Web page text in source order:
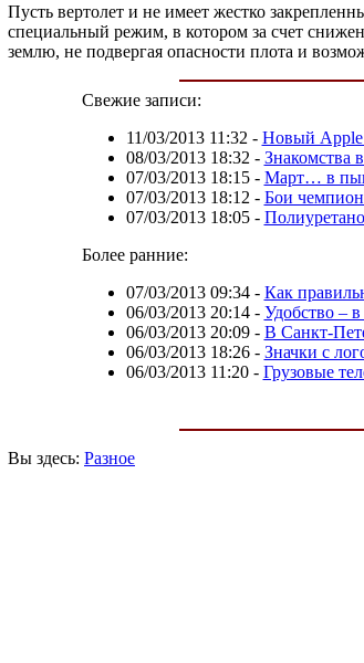
Пусть вертолет и не имеет жестко
специальный режим, в котором за счет
землю, не подвергая опасности плота и
Свежие записи:
11/03/2013 11:32 - Новый Apple
08/03/2013 18:32 - Знакомства
07/03/2013 18:15- Март… в
07/03/2013 18:12 - Бои
07/03/2013 18:05-
Более ранние:
07/03/2013 09:34- Как
06/03/2013 20:14- Удобство –
06/03/2013 20:09- В Санкт-
06/03/2013 18:26- Значки с
06/03/2013 11:20- Грузовые
Вы здесь: Разное